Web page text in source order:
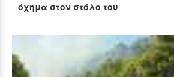
όχημα στον στόλο του